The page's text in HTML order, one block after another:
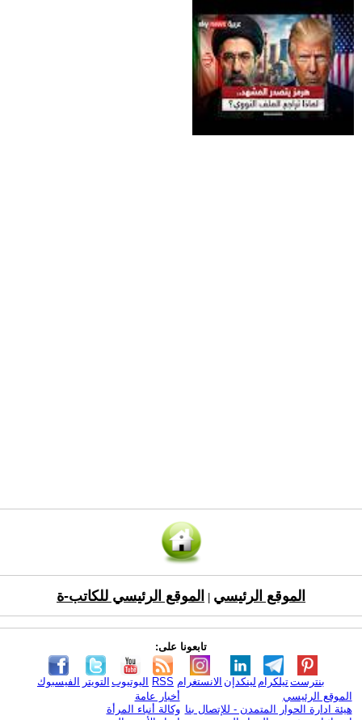
الموقع الرئيسي الموقع الرئيسي للكاتب-ة
تابعونا على:
الفيسبوك التويتر اليوتيوب RSS الانستغرام لينكدإن تيلكرامبنترست
الموقع الرئيسي
هيئة ادارة الحوار المتمدن - للإتصال بنا
أخبار عامة
وكالة أنباء المرأة